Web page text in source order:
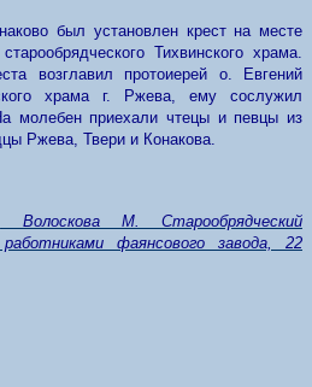
был установлен крест на месте
Тихвинского храма.
возглавил протоиерей о. Евгений
храма г. Ржева, ему сослужил
молебен приехали чтецы и певцы из
Ржева, Твери и Конакова.
Волоскова М. Старообрядческий
фаянсового завода, 22